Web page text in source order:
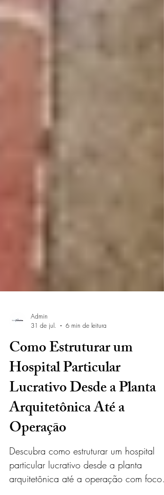
Admin
31 de jul.
6 min de leitura
Como Estruturar um
Hospital Particular
Lucrativo Desde a Planta
Arquitetônica Até a
Operação